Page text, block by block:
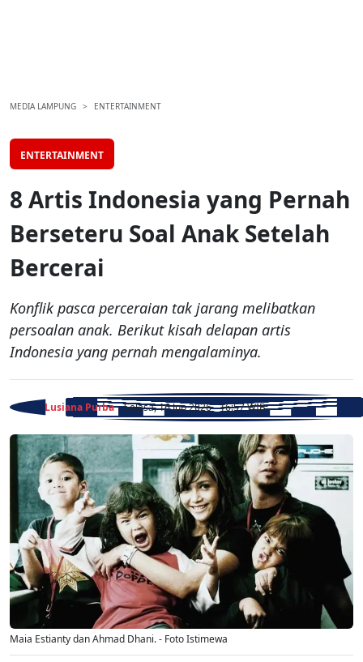
MEDIA LAMPUNG ENTERTAINMENT
ENTERTAINMENT
8 Artis Indonesia yang Pernah
Berseteru Soal Anak Setelah
Bercerai
Konflik pasca perceraian tak jarang melibatkan
persoalan anak. Berikut kisah delapan artis
Indonesia yang pernah mengalaminya.
Lusiana Purba - Selasa, 16 Jun 2026 - 16:57 WIB
Maia Estianty dan Ahmad Dhani. - Foto Istimewa